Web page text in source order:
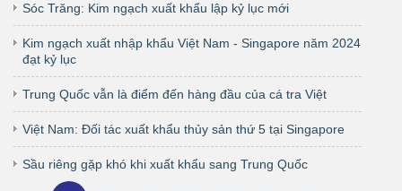
Sóc Trăng: Kim ngạch xuất khẩu lập kỷ lục mới
Kim ngạch xuất nhập khẩu Việt Nam - Singapore năm 2024
đạt kỷ lục
Trung Quốc vẫn là điểm đến hàng đầu của cá tra Việt
Việt Nam: Đối tác xuất khẩu thủy sản thứ 5 tại Singapore
Sầu riêng gặp khó khi xuất khẩu sang Trung Quốc